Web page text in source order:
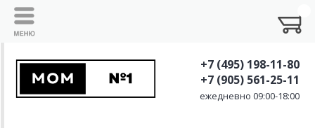
+7 (495) 198-11-80
+7 (905) 561-25-11
ежедневно 09:00-18:00